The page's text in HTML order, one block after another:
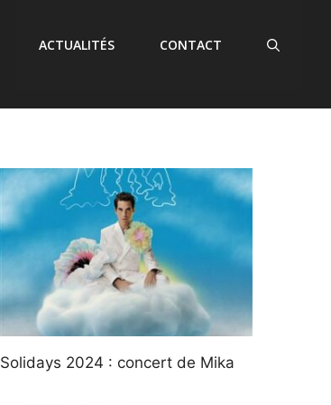
ACTUALITÉS CONTACT
Solidays 2024 : concert de Mika